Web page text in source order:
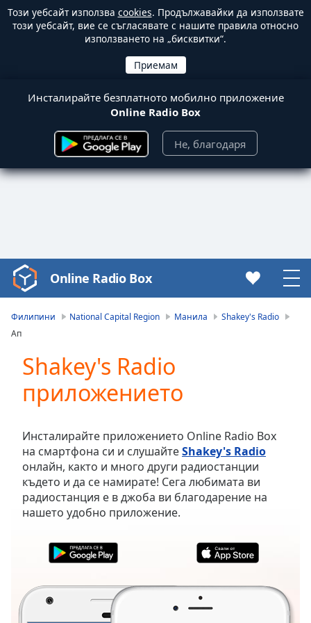
Този уебсайт използва cookies. Продължавайки да използвате
този уебсайт, вие се съгласявате с нашите правила относно
използването на „бисквитки“.
Инсталирайте безплатното мобилно приложение
Online Radio Box
Не, благодаря
Video
Player
loading.
Video
Play
Skip
Backward
Mute
Current
Time0:00
Duration-:-
Loaded:
LIVE
live,
currently
behind
Online Radio Box
Филипини National Capital Region Манила
Shakey's Radio
Ап
Shakey's Radio
приложението
Инсталирайте приложението Online Radio Box
на смартфона си и слушайтеShakey's Radio
онлайн, както и много други радиостанции
където и да се намирате! Сега любимата ви
радиостанция е в джоба ви благодарение на
нашето удобно приложение.